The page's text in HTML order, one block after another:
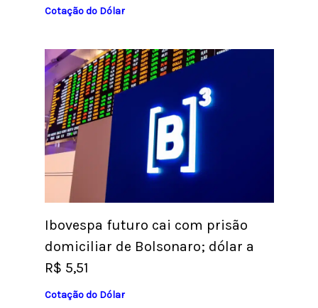
Cotação do Dólar
Ibovespa futuro cai com prisão
domiciliar de Bolsonaro; dólar a
R$ 5,51
Cotação do Dólar